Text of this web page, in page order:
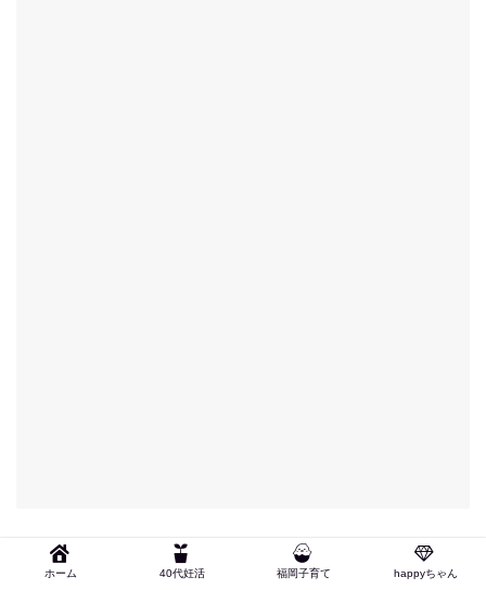
ホーム 40代妊活 福岡子育て happyちゃん